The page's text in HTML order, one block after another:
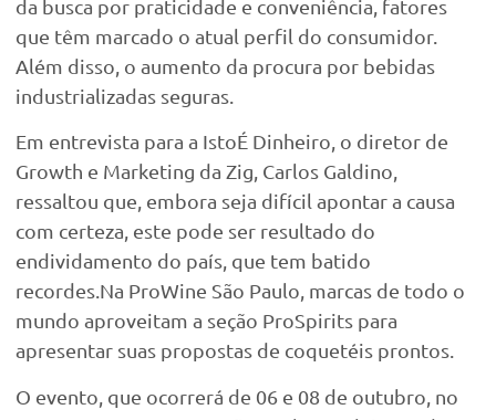
da busca por praticidade e conveniência, fatores
que têm marcado o atual perfil do consumidor.
Além disso, o aumento da procura por bebidas
industrializadas seguras.
Em entrevista para a IstoÉ Dinheiro, o diretor de
Growth e Marketing da Zig, Carlos Galdino,
ressaltou que, embora seja difícil apontar a causa
com certeza, este pode ser resultado do
endividamento do país, que tem batido
recordes.Na ProWine São Paulo, marcas de todo o
mundo aproveitam a seção ProSpirits para
apresentar suas propostas de coquetéis prontos.
O evento, que ocorrerá de 06 e 08 de outubro, no